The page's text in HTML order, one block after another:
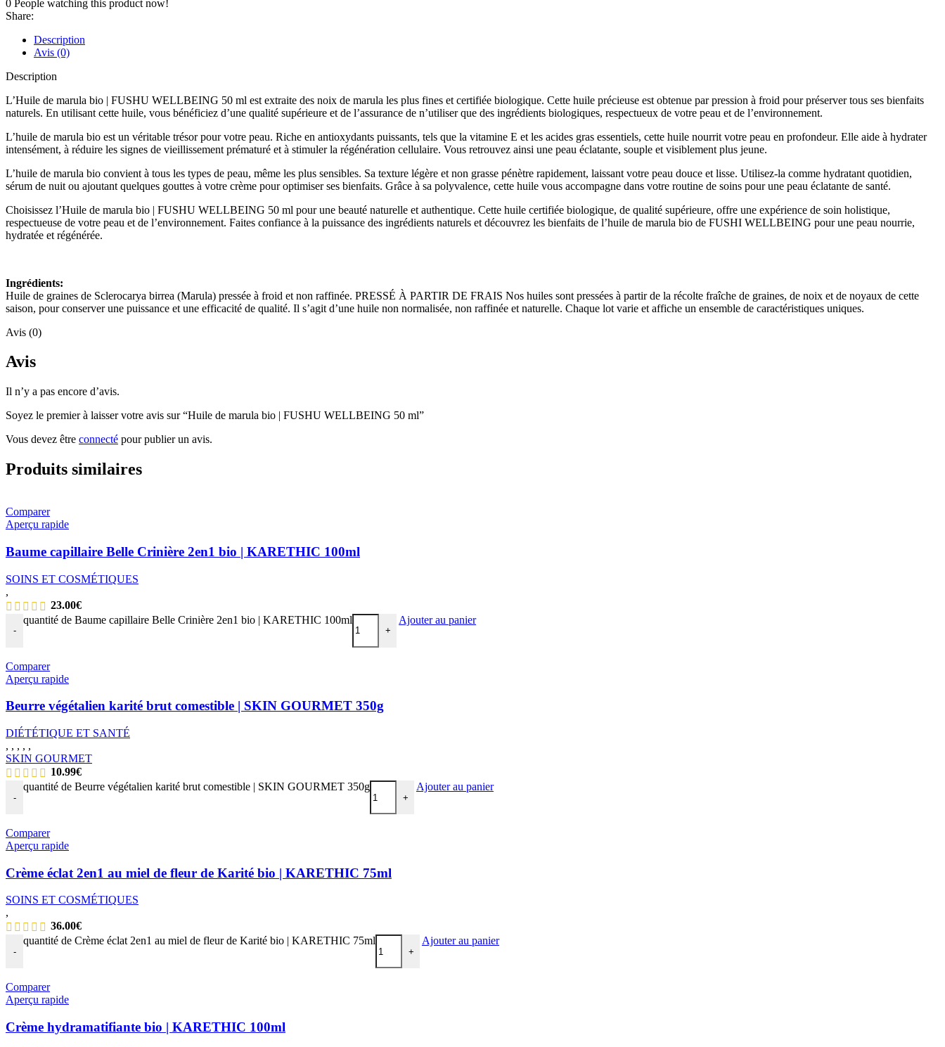
0 People watching this product now!
Share:
Description
Avis (0)
Description
L’Huile de marula bio | FUSHU WELLBEING 50 ml est extraite des noix de marula les plus fines et certifiée biologique. Cette huile précieuse est obtenue par pression à froid pour préserver tous ses bienfaits
naturels. En utilisant cette huile, vous bénéficiez d’une qualité supérieure et de l’assurance de n’utiliser que des ingrédients biologiques, respectueux de votre peau et de l’environnement.
L’huile de marula bio est un véritable trésor pour votre peau. Riche en antioxydants puissants, tels que la vitamine E et les acides gras essentiels, cette huile nourrit votre peau en profondeur. Elle aide à hydrater
intensément, à réduire les signes de vieillissement prématuré et à stimuler la régénération cellulaire. Vous retrouvez ainsi une peau éclatante, souple et visiblement plus jeune.
L’huile de marula bio convient à tous les types de peau, même les plus sensibles. Sa texture légère et non grasse pénètre rapidement, laissant votre peau douce et lisse. Utilisez-la comme hydratant quotidien,
sérum de nuit ou ajoutant quelques gouttes à votre crème pour optimiser ses bienfaits. Grâce à sa polyvalence, cette huile vous accompagne dans votre routine de soins pour une peau éclatante de santé.
Choisissez l’Huile de marula bio | FUSHU WELLBEING 50 ml pour une beauté naturelle et authentique. Cette huile certifiée biologique, de qualité supérieure, offre une expérience de soin holistique,
respectueuse de votre peau et de l’environnement. Faites confiance à la puissance des ingrédients naturels et découvrez les bienfaits de l’huile de marula bio de FUSHI WELLBEING pour une peau nourrie,
hydratée et régénérée.
Ingrédients:
Huile de graines de Sclerocarya birrea (Marula) pressée à froid et non raffinée. PRESSÉ À PARTIR DE FRAIS Nos huiles sont pressées à partir de la récolte fraîche de graines, de noix et de noyaux de cette
saison, pour conserver une puissance et une efficacité de qualité. Il s’agit d’une huile non normalisée, non raffinée et naturelle. Chaque lot varie et affiche un ensemble de caractéristiques uniques.
Avis (0)
Avis
Il n’y a pas encore d’avis.
Soyez le premier à laisser votre avis sur “Huile de marula bio | FUSHU WELLBEING 50 ml”
Vous devez être connecté pour publier un avis.
Produits similaires
Comparer
Aperçu rapide
Baume capillaire Belle Crinière 2en1 bio | KARETHIC 100ml
SOINS ET COSMÉTIQUES
,
23.00€
-
quantité de Baume capillaire Belle Crinière 2en1 bio | KARETHIC 100ml
+
Ajouter au panier
Comparer
Aperçu rapide
Beurre végétalien karité brut comestible | SKIN GOURMET 350g
DIÉTÉTIQUE ET SANTÉ
, , , , ,
SKIN GOURMET
10.99€
-
quantité de Beurre végétalien karité brut comestible | SKIN GOURMET 350g
+
Ajouter au panier
Comparer
Aperçu rapide
Crème éclat 2en1 au miel de fleur de Karité bio | KARETHIC 75ml
SOINS ET COSMÉTIQUES
,
36.00€
-
quantité de Crème éclat 2en1 au miel de fleur de Karité bio | KARETHIC 75ml
+
Ajouter au panier
Comparer
Aperçu rapide
Crème hydramatifiante bio | KARETHIC 100ml